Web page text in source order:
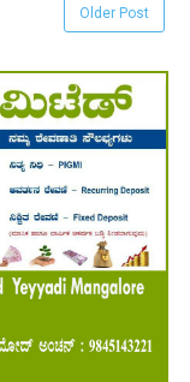
Older Post